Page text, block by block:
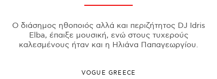
Ο διάσημος ηθοποιός αλλά και περιζήτητος DJ Idris
Elba, έπαιξε μουσική, ενώ στους τυχερούς
καλεσμένους ήταν και η Ηλιάνα Παπαγεωργίου.
VOGUE GREECE